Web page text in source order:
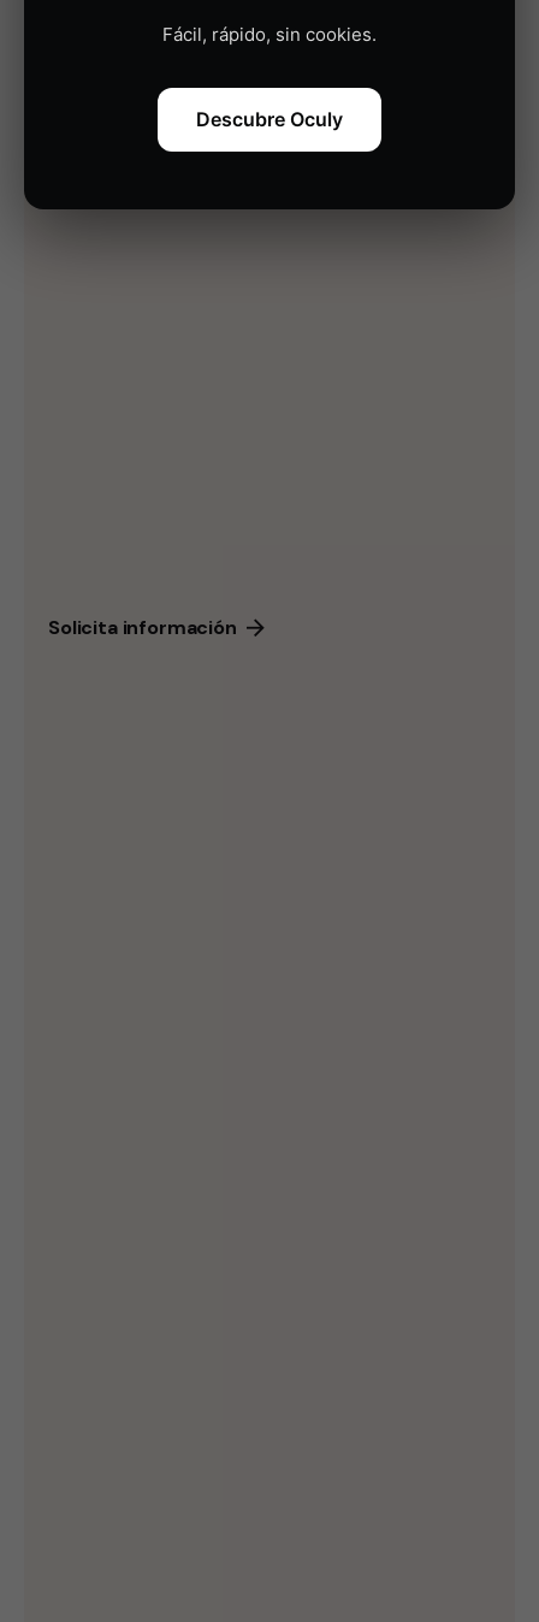
Solicita información
Fácil, rápido, sin cookies.
Descubre Oculy